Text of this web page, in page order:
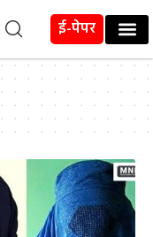
ई-पेपर